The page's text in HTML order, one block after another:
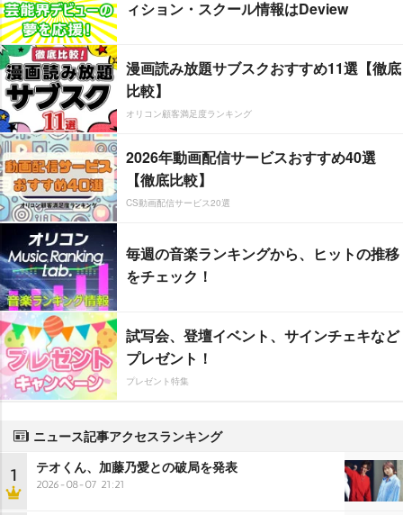
ィション・スクール情報はDeview
漫画読み放題サブスクおすすめ11選【徹底
比較】
オリコン顧客満足度ランキング
2026年動画配信サービスおすすめ40選
【徹底比較】
CS動画配信サービス20選
毎週の音楽ランキングから、ヒットの推移
をチェック！
試写会、登壇イベント、サインチェキなど
プレゼント！
プレゼント特集
ニュース記事アクセスランキング
1 テオくん、加藤乃愛との破局を発表
2026-08-07 21:21